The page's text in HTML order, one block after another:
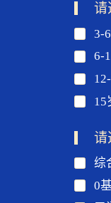
请
3-
6-
15
请
综
0